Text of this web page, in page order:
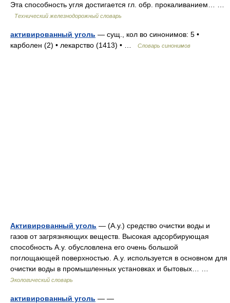
Эта способность угля достигается гл. обр. прокаливанием… …
Технический железнодорожный словарь
активированный уголь — сущ., кол во синонимов: 5 •
карболен (2) • лекарство (1413) • …
Словарь синонимов
Активированный уголь — (А.у.) средство очистки воды и
газов от загрязняющих веществ. Высокая адсорбирующая
способность А.у. обусловлена его очень большой
поглощающей поверхностью. А.у. используется в основном для
очистки воды в промышленных установках и бытовых… …
Экологический словарь
активированный уголь — —